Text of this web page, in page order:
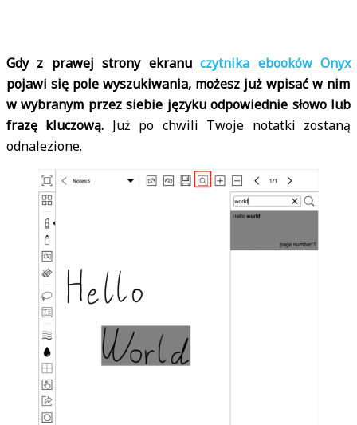
Gdy z prawej strony ekranuczytnika ebooków Onyx
pojawi się pole wyszukiwania, możesz już wpisać w nim
w wybranym przez siebie języku odpowiednie słowo lub
frazę kluczową. Już po chwili Twoje notatki zostaną
odnalezione.